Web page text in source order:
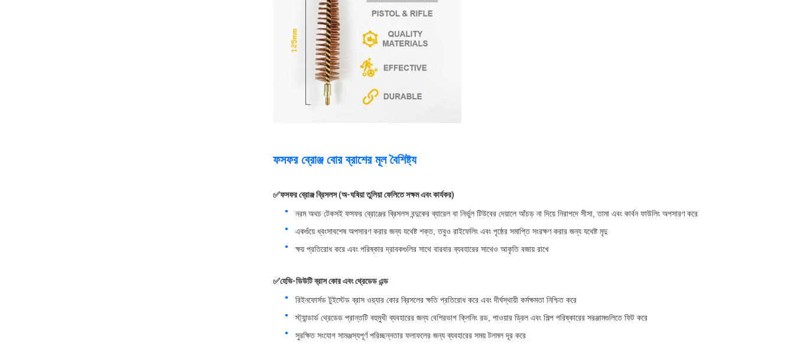
ফসফর ব্রোঞ্জ বোর ব্রাশের মূল বৈশিষ্ট্য
✅ফসফর ব্রোঞ্জ ব্রিসলস (অ-ঘষিয়া তুলিয়া ফেলিতে সক্ষম এবং কার্যকর)
নরম অথচ টেকসই ফসফর ব্রোঞ্জের ব্রিসলস বন্দুকের ব্যারেল বা নির্ভুল টিউবের দেয়ালে আঁচড় না দিয়ে নিরাপদে সীসা, তামা এবং কার্বন ফাউলিং অপসারণ করে
একগুঁয়ে ধ্বংসাবশেষ অপসারণ করার জন্য যথেষ্ট শক্ত, তবুও রাইফেলিং এবং পৃষ্ঠের সমাপ্তি সংরক্ষণ করার জন্য যথেষ্ট মৃদু
ক্ষয় প্রতিরোধ করে এবং পরিষ্কার দ্রাবকগুলির সাথে বারবার ব্যবহারের সাথেও আকৃতি বজায় রাখে
✅হেভি-ডিউটি ​​ব্রাস কোর এবং থ্রেডেড এন্ড
রিইনফোর্সড টুইস্টেড ব্রাস ওয়্যার কোর ব্রিসলের ক্ষতি প্রতিরোধ করে এবং দীর্ঘস্থায়ী কর্মক্ষমতা নিশ্চিত করে
স্ট্যান্ডার্ড থ্রেডেড প্রান্তটি বহুমুখী ব্যবহারের জন্য বেশিরভাগ ক্লিনিং রড, পাওয়ার ড্রিল এবং শিল্প পরিষ্কারের সরঞ্জামগুলিতে ফিট করে
সুরক্ষিত সংযোগ সামঞ্জস্যপূর্ণ পরিচ্ছন্নতার ফলাফলের জন্য ব্যবহারের সময় টলমল দূর করে